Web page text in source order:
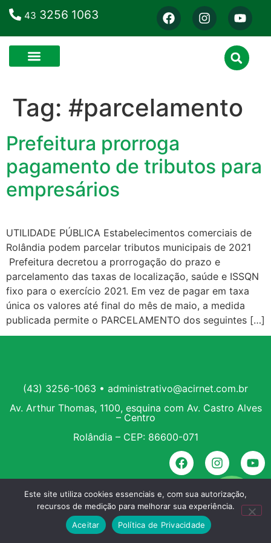
43 3256 1063
Tag: #parcelamento
Prefeitura prorroga
pagamento de tributos para
empresários
UTILIDADE PÚBLICA Estabelecimentos comerciais de
Rolândia podem parcelar tributos municipais de 2021
Prefeitura decretou a prorrogação do prazo e
parcelamento das taxas de localização, saúde e ISSQN
fixo para o exercício 2021. Em vez de pagar em taxa
única os valores até final do mês de maio, a medida
publicada permite o PARCELAMENTO dos seguintes […]
(43) 3256-1063 • administrativo@acirnet.com.br
Av. Arthur Thomas, 1100, esquina com Av. Castro Alves
– Centro
Rolândia – CEP: 86600-071
Este site utiliza cookies essenciais e, com sua autorização,
recursos de medição para melhorar sua experiência.
Aceitar
Política de Privacidade